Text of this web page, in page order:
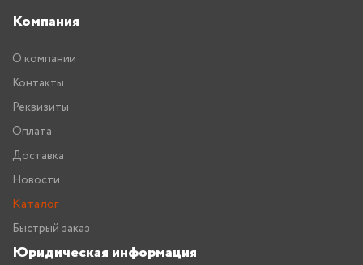
Компания
О компании
Контакты
Реквизиты
Оплата
Доставка
Новости
Каталог
Быстрый заказ
Юридическая информация